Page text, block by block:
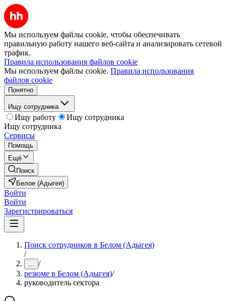
Мы используем файлы cookie, чтобы обеспечивать
правильную работу нашего веб-сайта и анализировать сетевой
трафик.
Правила использования файлов cookie
Мы используем файлы cookie. Правила использования
файлов cookie
Понятно
Ищу сотрудника
Ищу работу
Ищу сотрудника
Ищу сотрудника
Сервисы
Помощь
Ещё
Поиск
Белое (Адыгея)
Войти
Войти
Зарегистрироваться
Поиск сотрудников в Белом (Адыгея)
/
... /
резюме в Белом (Адыгея)/
руководитель сектора